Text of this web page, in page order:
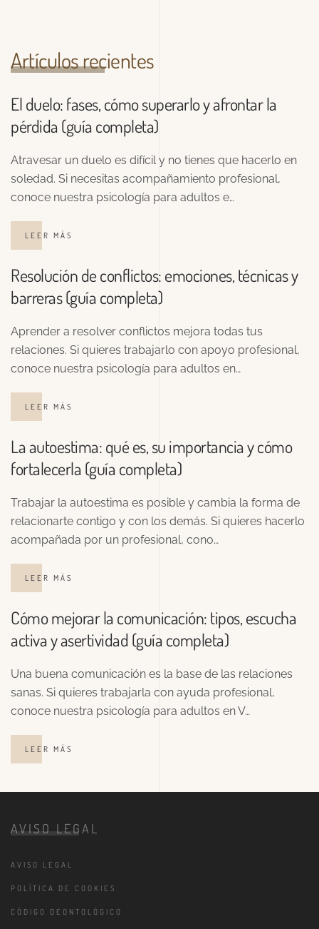
Artículos recientes
El duelo: fases, cómo superarlo y afrontar la
pérdida (guía completa)
Atravesar un duelo es difícil y no tienes que hacerlo en
soledad. Si necesitas acompañamiento profesional,
conoce nuestra psicología para adultos e…
LEER MÁS
Resolución de conflictos: emociones, técnicas y
barreras (guía completa)
Aprender a resolver conflictos mejora todas tus
relaciones. Si quieres trabajarlo con apoyo profesional,
conoce nuestra psicología para adultos en…
LEER MÁS
La autoestima: qué es, su importancia y cómo
fortalecerla (guía completa)
Trabajar la autoestima es posible y cambia la forma de
relacionarte contigo y con los demás. Si quieres hacerlo
acompañada por un profesional, cono…
LEER MÁS
Cómo mejorar la comunicación: tipos, escucha
activa y asertividad (guía completa)
Una buena comunicación es la base de las relaciones
sanas. Si quieres trabajarla con ayuda profesional,
conoce nuestra psicología para adultos en V…
LEER MÁS
AVISO LEGAL
AVISO LEGAL
POLÍTICA DE COOKIES
CÓDIGO DEONTOLÓGICO